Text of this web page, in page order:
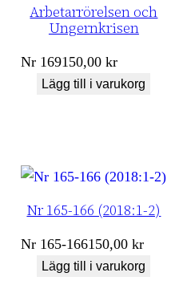
Arbetarrörelsen och
Ungernkrisen
Nr 169150,00kr
Lägg till i varukorg
Nr 165-166 (2018:1-2)
Nr 165-166150,00kr
Lägg till i varukorg